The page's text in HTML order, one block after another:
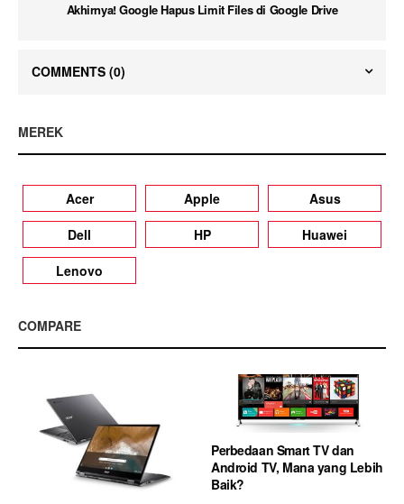
Akhirnya! Google Hapus Limit Files di Google Drive
COMMENTS (0)
MEREK
Acer Apple
Asus
Dell
HP
Huawei
Lenovo
COMPARE
Perbedaan Smart TV dan
Android TV, Mana yang Lebih
Baik?